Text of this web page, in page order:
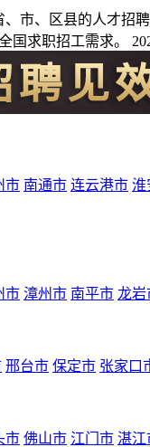
、市、区县的人才
国求职招工需求。
市 南通市 连云港市 淮
市 漳州市 南平市 龙岩
邢台市 保定市 张家口
市 佛山市 江门市 湛江